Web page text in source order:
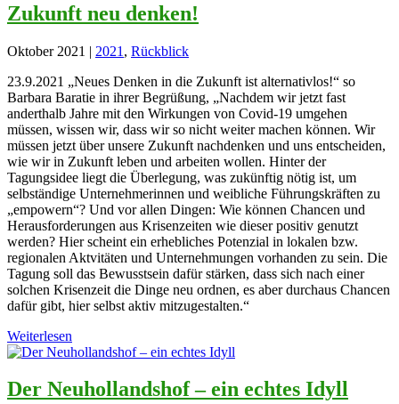
Zukunft neu denken!
Oktober 2021 | 2021 , Rückblick
23.9.2021 „Neues Denken in die Zukunft ist alternativlos!“ so
Barbara Baratie in ihrer Begrüßung, „Nachdem wir jetzt fast
anderthalb Jahre mit den Wirkungen von Covid-19 umgehen
müssen, wissen wir, dass wir so nicht weiter machen können. Wir
müssen jetzt über unsere Zukunft nachdenken und uns entscheiden,
wie wir in Zukunft leben und arbeiten wollen. Hinter der
Tagungsidee liegt die Überlegung, was zukünftig nötig ist, um
selbständige Unternehmerinnen und weibliche Führungskräften zu
„empowern“? Und vor allen Dingen: Wie können Chancen und
Herausforderungen aus Krisenzeiten wie dieser positiv genutzt
werden? Hier scheint ein erhebliches Potenzial in lokalen bzw.
regionalen Aktvitäten und Unternehmungen vorhanden zu sein. Die
Tagung soll das Bewusstsein dafür stärken, dass sich nach einer
solchen Krisenzeit die Dinge neu ordnen, es aber durchaus Chancen
dafür gibt, hier selbst aktiv mitzugestalten.“
Weiterlesen
Der Neuhollandshof – ein echtes Idyll